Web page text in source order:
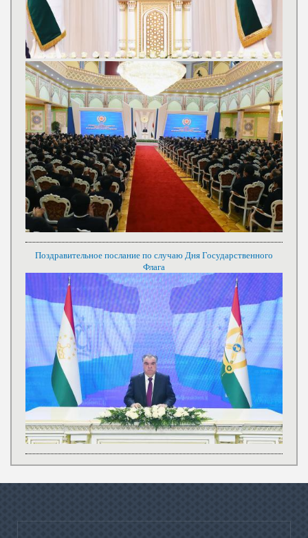
Поздравительное послание по случаю Дня Государственного
Флага